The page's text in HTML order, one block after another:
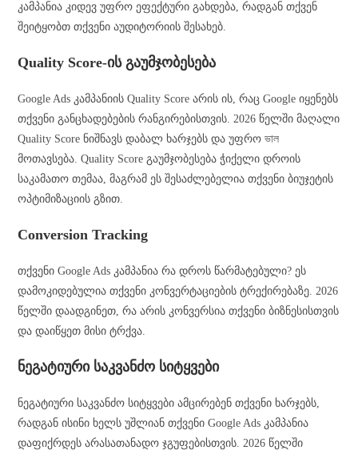
კამპანია კიდევ უფრო ეფექტური გახდება, რადგან თქვენ
შეიტყობთ თქვენი აუდიტორიის შესახებ.
Quality Score-ის გაუმჯობესება
Google Ads კამპანიის Quality Score არის ის, რაც Google იყენებს
თქვენი განცხადებების რანგირებისთვის. 2026 წელში მაღალი
Quality Score ნიშნავს დაბალ ხარჯებს და უფრო ভাল
მოთავსება. Quality Score გაუმჯობესება ჭიქელი დროის
საკამათო თემაა, მაგრამ ეს შესაძლებელია თქვენი ბიუჯეტის
ოპტიმიზაციის გზით.
Conversion Tracking
თქვენი Google Ads კამპანია რა დროს წარმატებული? ეს
დამოკიდებულია თქვენი კონვერტაციების ტრექირებაზე. 2026
წელში დაადგინეთ, რა არის კონვერსია თქვენი ბიზნესისთვის
და დაიწყეთ მისი ტრქვა.
ნეგატიური საკვანძო სიტყვები
ნეგატიური საკვანძო სიტყვები ამცირებენ თქვენი ხარჯებს,
რადგან ისინი ხელს უშლიან თქვენი Google Ads კამპანია
დაფიქრდეს არასათანადო ჯგუფებისთვის. 2026 წელში